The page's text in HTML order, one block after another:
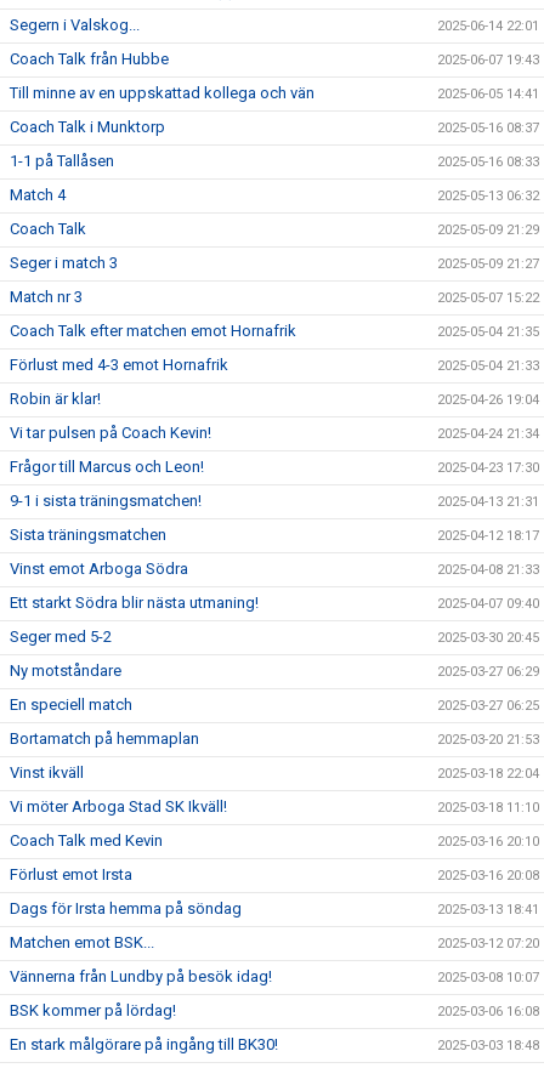
Segern i Valskog... 2025-06-14 22:01
Coach Talk från Hubbe 2025-06-07 19:43
Till minne av en uppskattad kollega och vän 2025-06-05 14:41
Coach Talk i Munktorp 2025-05-16 08:37
1-1 på Tallåsen 2025-05-16 08:33
Match 4 2025-05-13 06:32
Coach Talk 2025-05-09 21:29
Seger i match 3 2025-05-09 21:27
Match nr 3 2025-05-07 15:22
Coach Talk efter matchen emot Hornafrik 2025-05-04 21:35
Förlust med 4-3 emot Hornafrik 2025-05-04 21:33
Robin är klar! 2025-04-26 19:04
Vi tar pulsen på Coach Kevin! 2025-04-24 21:34
Frågor till Marcus och Leon! 2025-04-23 17:30
9-1 i sista träningsmatchen! 2025-04-13 21:31
Sista träningsmatchen 2025-04-12 18:17
Vinst emot Arboga Södra 2025-04-08 21:33
Ett starkt Södra blir nästa utmaning! 2025-04-07 09:40
Seger med 5-2 2025-03-30 20:45
Ny motståndare 2025-03-27 06:29
En speciell match 2025-03-27 06:25
Bortamatch på hemmaplan 2025-03-20 21:53
Vinst ikväll 2025-03-18 22:04
Vi möter Arboga Stad SK Ikväll! 2025-03-18 11:10
Coach Talk med Kevin 2025-03-16 20:10
Förlust emot Irsta 2025-03-16 20:08
Dags för Irsta hemma på söndag 2025-03-13 18:41
Matchen emot BSK... 2025-03-12 07:20
Vännerna från Lundby på besök idag! 2025-03-08 10:07
BSK kommer på lördag! 2025-03-06 16:08
En stark målgörare på ingång till BK30! 2025-03-03 18:48